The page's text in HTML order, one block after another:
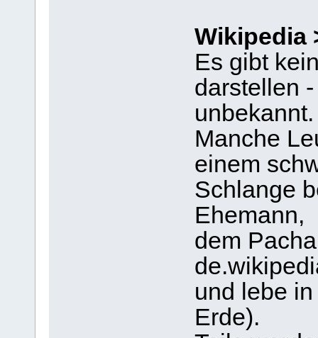
Wikipedia
Es gibt
darstellen
unbekannt.
Manche
einem
Schlange
Ehemann,
dem
und lebe
Erde).